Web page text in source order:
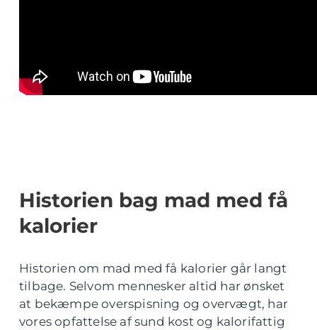
Historien bag mad med få
kalorier
Historien om mad med få kalorier går langt
tilbage. Selvom mennesker altid har ønsket
at bekæmpe overspisning og overvægt, har
vores opfattelse af sund kost og kalorifattig